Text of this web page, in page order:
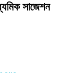
সাজেশন